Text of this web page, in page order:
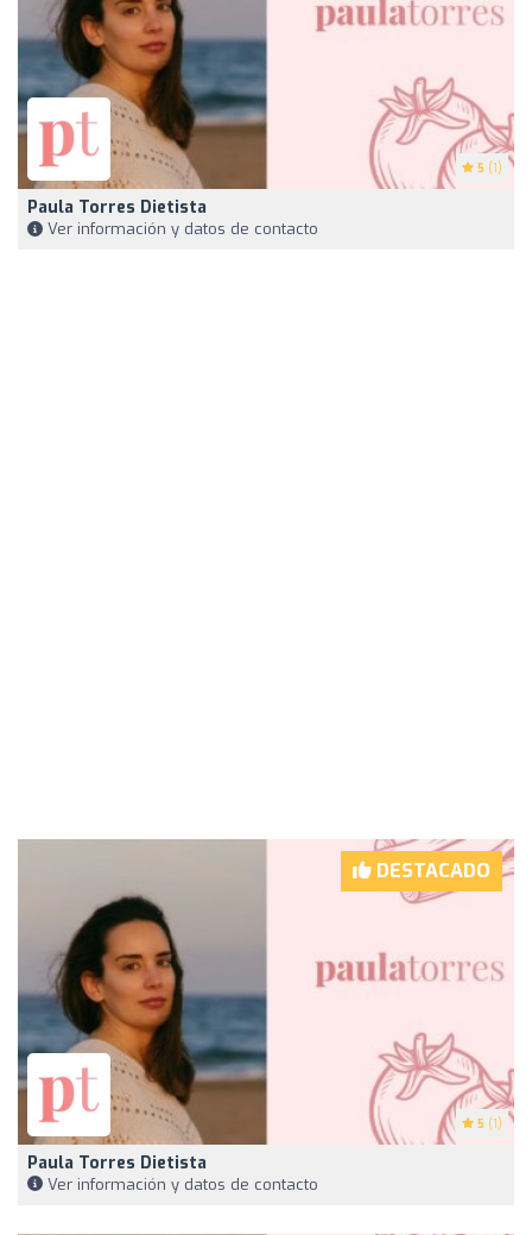
5 (1)
Paula Torres Dietista
Ver información y datos de contacto
DESTACADO
5 (1)
Paula Torres Dietista
Ver información y datos de contacto